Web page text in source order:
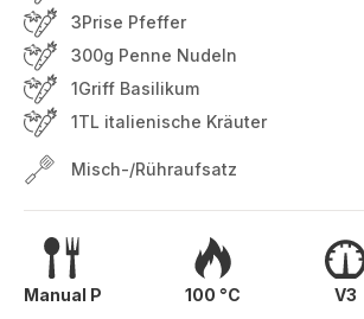
3Prise Pfeffer
300g Penne Nudeln
1Griff Basilikum
1TL italienische Kräuter
Misch-/Rühraufsatz
Manual P 100 °C V3